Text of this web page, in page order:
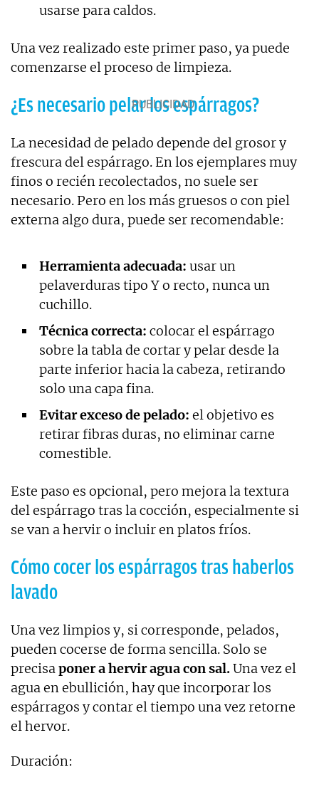
usarse para caldos.
Una vez realizado este primer paso, ya puede
comenzarse el proceso de limpieza.
¿Es necesario pelar los espárragos?
La necesidad de pelado depende del grosor y
frescura del espárrago. En los ejemplares muy
finos o recién recolectados, no suele ser
necesario. Pero en los más gruesos o con piel
externa algo dura, puede ser recomendable:
Herramienta adecuada: usar un
pelaverduras tipo Y o recto, nunca un
cuchillo.
Técnica correcta: colocar el espárrago
sobre la tabla de cortar y pelar desde la
parte inferior hacia la cabeza, retirando
solo una capa fina.
Evitar exceso de pelado: el objetivo es
retirar fibras duras, no eliminar carne
comestible.
Este paso es opcional, pero mejora la textura
del espárrago tras la cocción, especialmente si
se van a hervir o incluir en platos fríos.
Cómo cocer los espárragos tras haberlos
lavado
Una vez limpios y, si corresponde, pelados,
pueden cocerse de forma sencilla. Solo se
precisaponer a hervir agua con sal.Una vez el
agua en ebullición, hay que incorporar los
espárragos y contar el tiempo una vez retorne
el hervor.
Duración: